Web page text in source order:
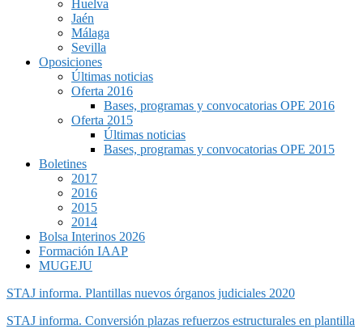
Huelva
Jaén
Málaga
Sevilla
Oposiciones
Últimas noticias
Oferta 2016
Bases, programas y convocatorias OPE 2016
Oferta 2015
Últimas noticias
Bases, programas y convocatorias OPE 2015
Boletines
2017
2016
2015
2014
Bolsa Interinos 2026
Formación IAAP
MUGEJU
STAJ informa. Plantillas nuevos órganos judiciales 2020
STAJ informa. Conversión plazas refuerzos estructurales en plantilla